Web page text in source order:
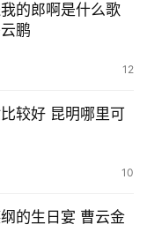
的郎啊是什么歌
鹏
12
较好 昆明哪里可
10
的生日宴 曹云金